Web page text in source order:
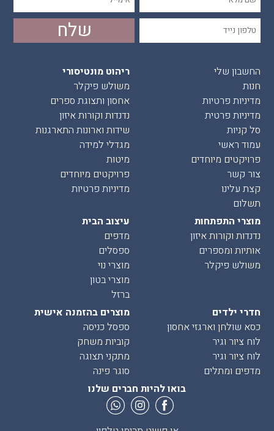
החשבון שלי
חנות
מדיניות פרטיות
מדיניות פרטית
סל קניות
עמוד ראשי
פרויקטים מיוחדים
צור קשר
קצת עלינו
תשלום
ריהוט מונטיסורי
משולש פיקלר
אחסון ותצוגת ספרים
נדנדות וקורות איזון
שידות וארונות התארגנות
מגדלי למידה
מיטות
פרויקטים מיוחדים
מדיניות פרטיות
מוצרי התפתחות
נדנדות וקורות איזון
אותיות ומספרים
משולש פיקלר
עיצוב הבית
מדפים
ספסלים
מוצרי נוי
מוצרי בטון
ברזל
חדרי ילדים
כסא שולחן וארגזי אחסון
לוח ציור וגיר
לוח ציור וגיר
מדפים ומתלים
מוצרים בהזמנה אישית
ספסל כניסה
קוביות משחק
מתקני תצוגה
סוגר פינה
בואו להיות חברים שלנו